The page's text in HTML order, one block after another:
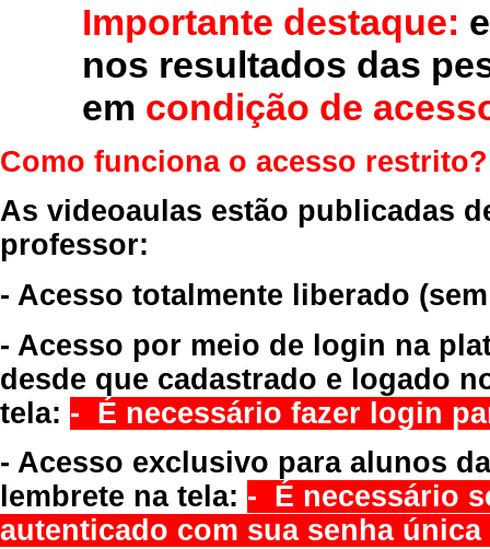
Importante destaque:
nos resultados das
em condição de
Como funciona o acesso restrito?
As videoaulas estão publicadas
professor:
- Acesso totalmente liberado
- Acesso por meio de login na
desde que cadastrado e logado
tela: - É necessário fazer login
- Acesso exclusivo para alunos
lembrete na tela: - É necessário
autenticado com sua senha